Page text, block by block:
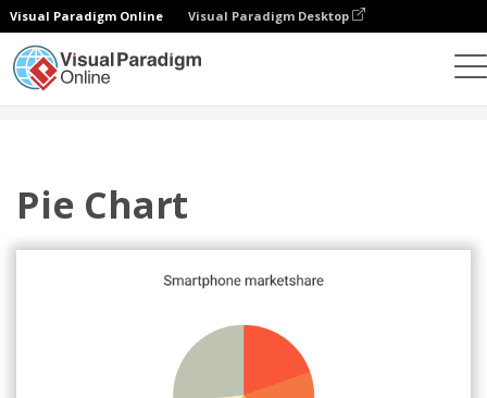
Visual Paradigm Online Visual Paradigm Desktop
Pie Chart